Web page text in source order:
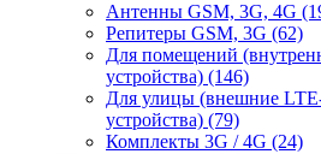
Антенны GSM, 3G, 4G
Репитеры GSM, 3G (62)
Для помещений
устройства) (146)
Для улицы (внешние
устройства) (79)
Комплекты 3G / 4G (24)